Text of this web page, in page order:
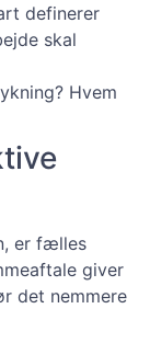
definerer
skal
Hvem
er fælles
giver
det nemmere